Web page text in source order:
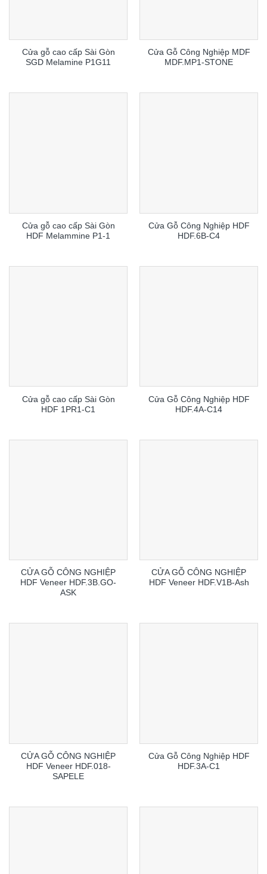
Cửa gỗ cao cấp Sài Gòn
SGD Melamine P1G11
Cửa Gỗ Công Nghiệp MDF
MDF.MP1-STONE
Cửa gỗ cao cấp Sài Gòn
HDF Melammine P1-1
Cửa Gỗ Công Nghiệp HDF
HDF.6B-C4
Cửa gỗ cao cấp Sài Gòn
HDF 1PR1-C1
Cửa Gỗ Công Nghiệp HDF
HDF.4A-C14
CỬA GỖ CÔNG NGHIỆP
HDF Veneer HDF.3B.GO-
ASK
CỬA GỖ CÔNG NGHIỆP
HDF Veneer HDF.V1B-Ash
CỬA GỖ CÔNG NGHIỆP
HDF Veneer HDF.018-
SAPELE
Cửa Gỗ Công Nghiệp HDF
HDF.3A-C1